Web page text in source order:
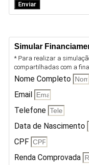
Enviar
Simular
* Para realizar a
compartilhadas com a
Nome Completo
Email
Telefone
Data de Nascimento
CPF
Renda Comprovada